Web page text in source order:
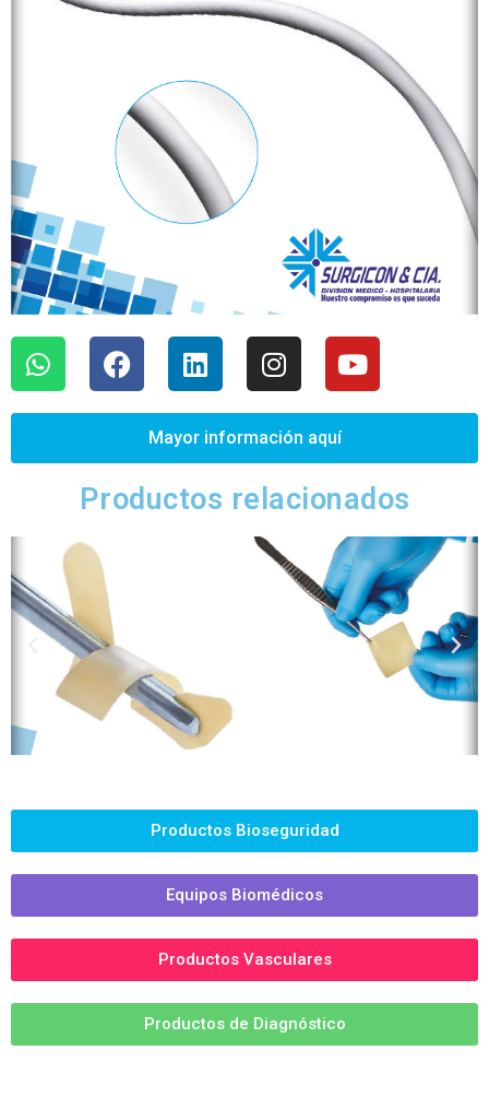
Mayor información aquí
Productos relacionados
Productos Bioseguridad
Equipos Biomédicos
Productos Vasculares
Productos de Diagnóstico